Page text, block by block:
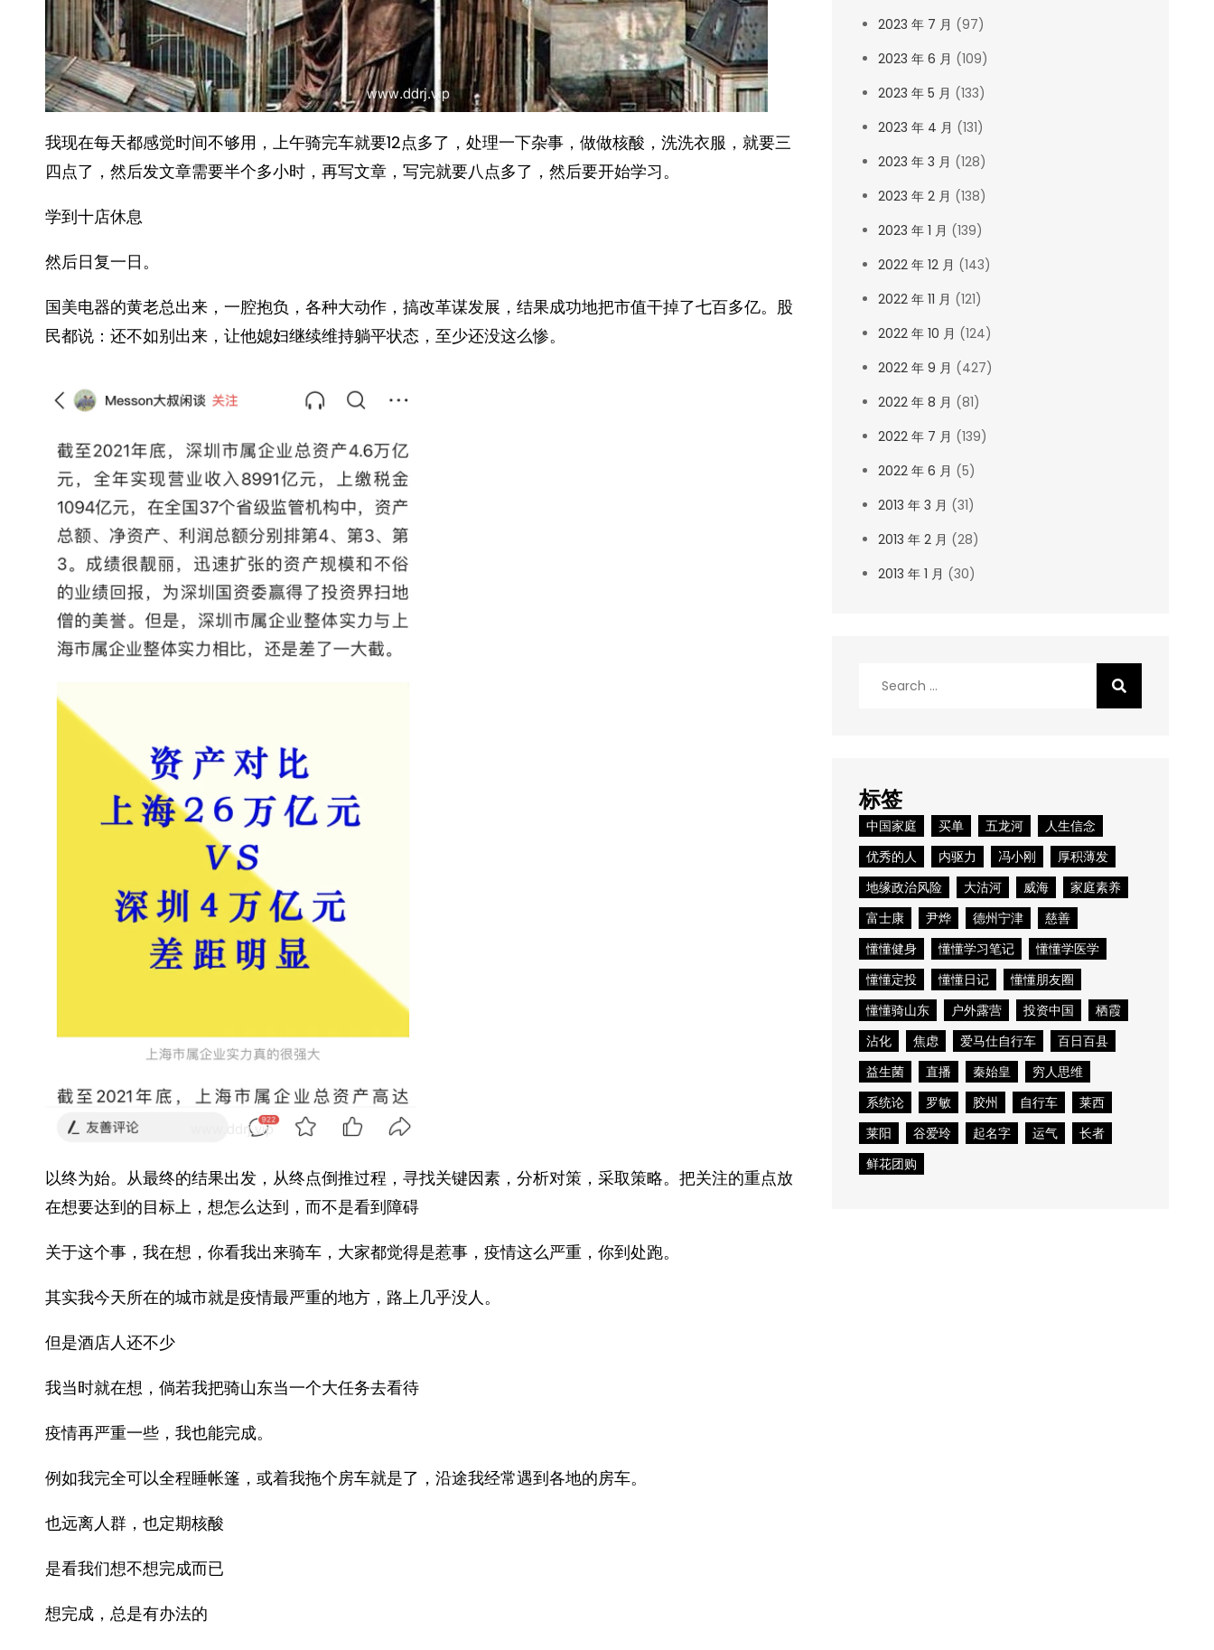
我现在每天都感觉时间不够用，上午骑完车就要12点多了，处理一下杂事，做做核酸，洗洗衣服，就要三
四点了，然后发文章需要半个多小时，再写文章，写完就要八点多了，然后要开始学习。
学到十店休息
然后日复一日。
国美电器的黄老总出来，一腔抱负，各种大动作，搞改革谋发展，结果成功地把市值干掉了七百多亿。股
民都说：还不如别出来，让他媳妇继续维持躺平状态，至少还没这么惨。 ​ ​​​
以终为始。从最终的结果出发，从终点倒推过程，寻找关键因素，分析对策，采取策略。把关注的重点放
在想要达到的目标上，想怎么达到，而不是看到障碍 ​​​
关于这个事，我在想，你看我出来骑车，大家都觉得是惹事，疫情这么严重，你到处跑。
其实我今天所在的城市就是疫情最严重的地方，路上几乎没人。
但是酒店人还不少
我当时就在想，倘若我把骑山东当一个大任务去看待
疫情再严重一些，我也能完成。
例如我完全可以全程睡帐篷，或着我拖个房车就是了，沿途我经常遇到各地的房车。
也远离人群，也定期核酸
是看我们想不想完成而已
想完成，总是有办法的
2023 年 7 月 (97)
2023 年 6 月 (109)
2023 年 5 月 (133)
2023 年 4 月 (131)
2023 年 3 月 (128)
2023 年 2 月 (138)
2023 年 1 月 (139)
2022 年 12 月 (143)
2022 年 11 月 (121)
2022 年 10 月 (124)
2022 年 9 月 (427)
2022 年 8 月 (81)
2022 年 7 月 (139)
2022 年 6 月 (5)
2013 年 3 月 (31)
2013 年 2 月 (28)
2013 年 1 月 (30)
标签
中国家庭 买单 五龙河
人生信念
优秀的人
内驱力 冯小刚
厚积薄发
地缘政治风险
大沽河 威海
家庭素养
富士康
尹烨 德州宁津
慈善
懂懂健身
懂懂学习笔记
懂懂学医学
懂懂定投
懂懂日记
懂懂朋友圈
懂懂骑山东
户外露营 投资中国
栖霞
沾化
焦虑 爱马仕自行车
百日百县
益生菌
直播 秦始皇
穷人思维
系统论
罗敏 胶州 自行车
莱西
莱阳
谷爱玲 起名字 运气
长者
鲜花团购